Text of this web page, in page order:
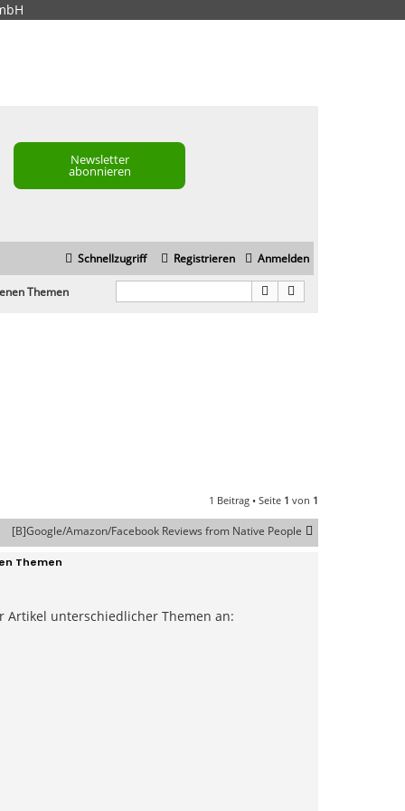
Newsletter
abonnieren
Schnellzugriff Anmelden
Registrieren
Themen
1 Beitrag • Seite 1 von 1
[B]Google/Amazon/Facebook Reviews from Native People
Themen
Artikel unterschiedlicher Themen an: